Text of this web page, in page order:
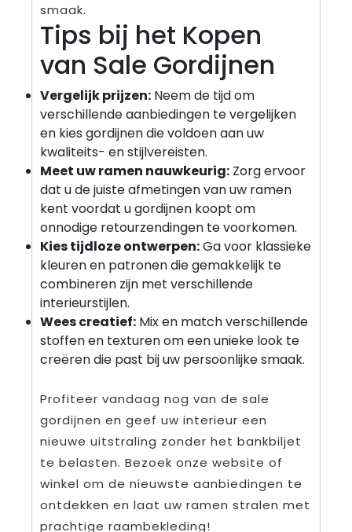
smaak.
Tips bij het Kopen
van Sale Gordijnen
Vergelijk prijzen: Neem de tijd om
verschillende aanbiedingen te vergelijken
en kies gordijnen die voldoen aan uw
kwaliteits- en stijlvereisten.
Meet uw ramen nauwkeurig: Zorg ervoor
dat u de juiste afmetingen van uw ramen
kent voordat u gordijnen koopt om
onnodige retourzendingen te voorkomen.
Kies tijdloze ontwerpen:Ga voor klassieke
kleuren en patronen die gemakkelijk te
combineren zijn met verschillende
interieurstijlen.
Wees creatief: Mix en match verschillende
stoffen en texturen om een unieke look te
creëren die past bij uw persoonlijke smaak.
Profiteer vandaag nog van de sale
gordijnen en geef uw interieur een
nieuwe uitstraling zonder het bankbiljet
te belasten. Bezoek onze website of
winkel om de nieuwste aanbiedingen te
ontdekken en laat uw ramen stralen met
prachtige raambekleding!